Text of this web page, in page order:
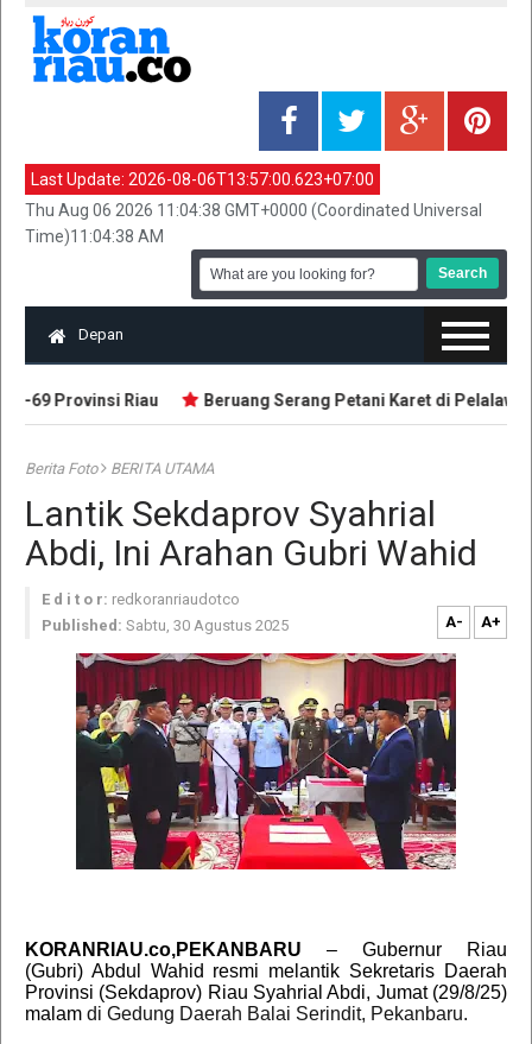
Last Update: 2026-08-06T13:57:00.623+07:00
Thu Aug 06 2026 11:04:38 GMT+0000 (Coordinated Universal
Time)11:04:38 AM
Depan
69 Provinsi Riau Beruang Serang Petani Karet di Pelalawan
Berita Foto BERITA UTAMA
Lantik Sekdaprov Syahrial
Abdi, Ini Arahan Gubri Wahid
E d i t o r: redkoranriaudotco
Published: Sabtu, 30 Agustus 2025 A- A+
KORANRIAU.co,PEKANBARU – Gubernur Riau
(Gubri) Abdul Wahid resmi melantik Sekretaris Daerah
Provinsi (Sekdaprov) Riau Syahrial Abdi, Jumat (29/8/25)
malam di Gedung Daerah Balai Serindit, Pekanbaru.